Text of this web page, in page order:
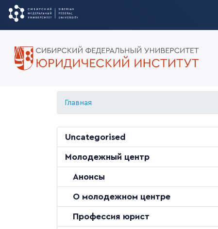
Главная
Uncategorised
Молодежный центр
Анонсы
О молодежном центре
Профессия юрист